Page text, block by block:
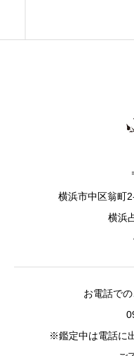
横浜市中区翁町
横浜
お電話で
※鑑定中は電話に